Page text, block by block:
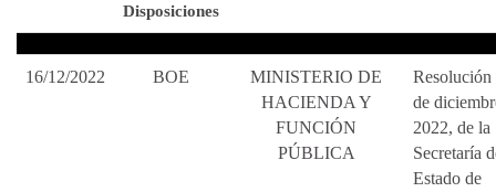
Disposiciones
16/12/2022 BOE
MINISTERIO DE
HACIENDA Y
FUNCIÓN
PÚBLICA
Resolución
de
2022, de la
Secretaría
Estado de